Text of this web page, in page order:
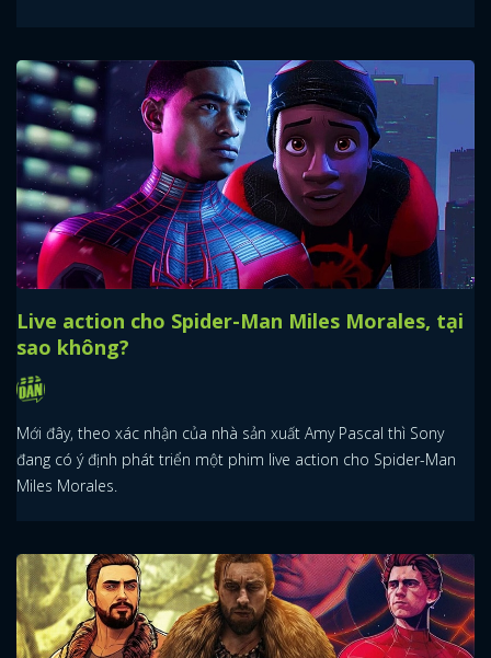
Live action cho Spider-Man Miles Morales, tại
sao không?
Mới đây, theo xác nhận của nhà sản xuất Amy Pascal thì Sony
đang có ý định phát triển một phim live action cho Spider-Man
Miles Morales.